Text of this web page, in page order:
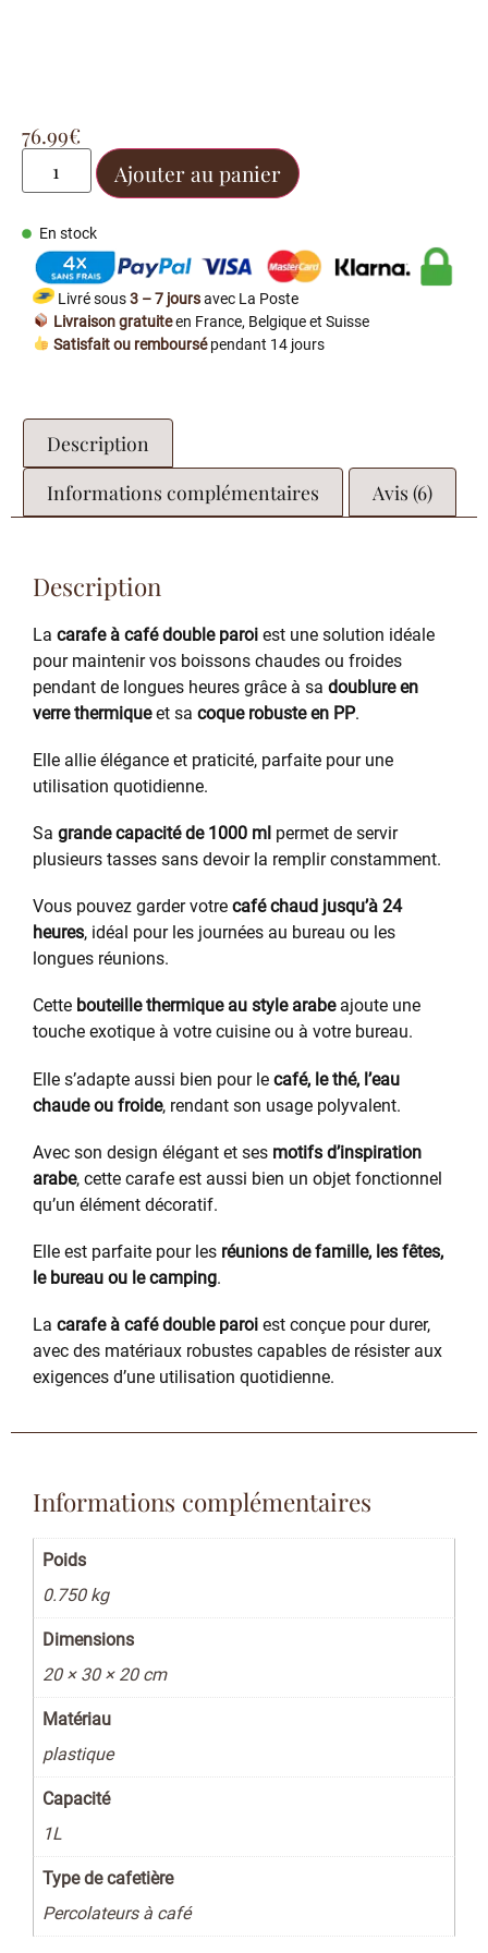
76.99€
Ajouter au panier
En stock
Livré sous3 – 7 joursavec La Poste
Livraison gratuiteen France, Belgique et Suisse
Satisfait ou remboursépendant 14 jours
Description
Informations complémentaires
Avis (6)
Description
La carafe à café double paroi est une solution idéale
pour maintenir vos boissons chaudes ou froides
pendant de longues heures grâce à sa doublure en
verre thermiqueet sa coque robuste en PP.
Elle allie élégance et praticité, parfaite pour une
utilisation quotidienne.
Sa grande capacité de 1000 ml permet de servir
plusieurs tasses sans devoir la remplir constamment.
Vous pouvez garder votre café chaud jusqu’à 24
heures, idéal pour les journées au bureau ou les
longues réunions.
Cette bouteille thermique au style arabeajoute une
touche exotique à votre cuisine ou à votre bureau.
Elle s’adapte aussi bien pour le café, le thé, l’eau
chaude ou froide, rendant son usage polyvalent.
Avec son design élégant et ses motifs d’inspiration
arabe, cette carafe est aussi bien un objet fonctionnel
qu’un élément décoratif.
Elle est parfaite pour les réunions de famille, les fêtes,
le bureau ou le camping.
La carafe à café double paroi est conçue pour durer,
avec des matériaux robustes capables de résister aux
exigences d’une utilisation quotidienne.
Informations complémentaires
Poids
0.750 kg
Dimensions
20 × 30 × 20 cm
Matériau
plastique
Capacité
1L
Type de cafetière
Percolateurs à café